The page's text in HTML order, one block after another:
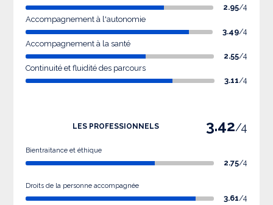
2.95/4
Accompagnement à l'autonomie
3.49/4
Accompagnement à la santé
2.55/4
Continuité et fluidité des parcours
3.11/4
LES PROFESSIONNELS 3.42/4
Bientraitance et éthique
2.75/4
Droits de la personne accompagnée
3.61/4